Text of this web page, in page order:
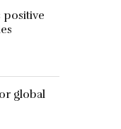
positive
global